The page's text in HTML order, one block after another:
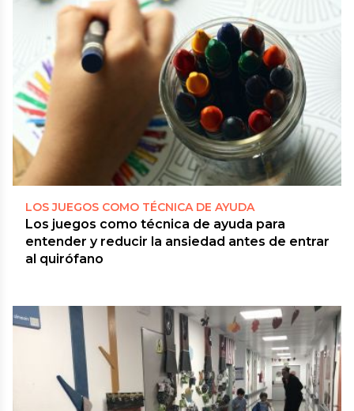
LOS JUEGOS COMO TÉCNICA DE AYUDA
Los juegos como técnica de ayuda para
entender y reducir la ansiedad antes de entrar
al quirófano